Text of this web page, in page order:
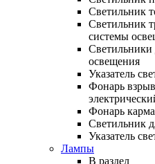
Светильник
Светильник
системы
Светильники
освещения
Указатель
Фонарь
Фонарь
Светильник
Указатель
Лампы
В раздел